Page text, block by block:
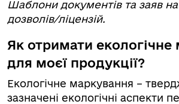
Шаблони документів та заяв
дозволів/ліцензій.
Як отримати екологічне
для моєї продукції?
Екологічне маркування –
зазначені екологічні аспекти